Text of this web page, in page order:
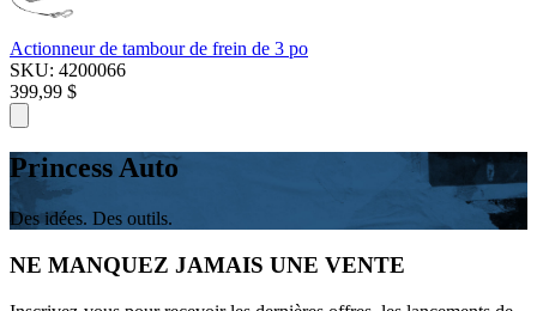
Actionneur de tambour de frein de 3 po
SKU: 4200066
399,99 $
Princess Auto
Des idées. Des outils.
NE MANQUEZ JAMAIS UNE VENTE